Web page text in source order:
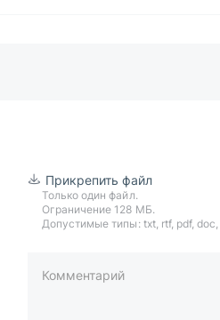
Прикрепить файл
Только один файл.
Ограничение 128 МБ.
Допустимые типы: txt, rtf, pdf,
Комментарий
пример: 89511234567 или